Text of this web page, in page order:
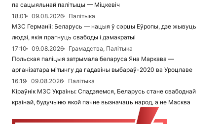
па сацыяльнай палітыцы — Міцкевіч
18:01
09.08.2026
Палітыка
МЗС Германіі: Беларусь — нацыя ў сэрцы Еўропы, дзе жывуць
людзі, якія прагнуць свабоды і дэмакратыі
17:10
09.08.2026
Грамадства, Палітыка
Польская паліцыя затрымала беларуса Яна Маркава —
арганізатара мітынгу да гадавіны выбараў-2020 ва Уроцлаве
16:19
09.08.2026
Палітыка
Кіраўнік МЗС Украіны: Спадзяемся, Беларусь стане свабоднай
краінай, будучыню якой пачне вызначаць народ, а не Масква